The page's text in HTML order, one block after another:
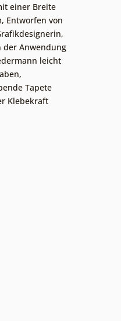
einer Breite
, Entworfen von
,
der Anwendung
leicht
,
Tapete
Klebekraft